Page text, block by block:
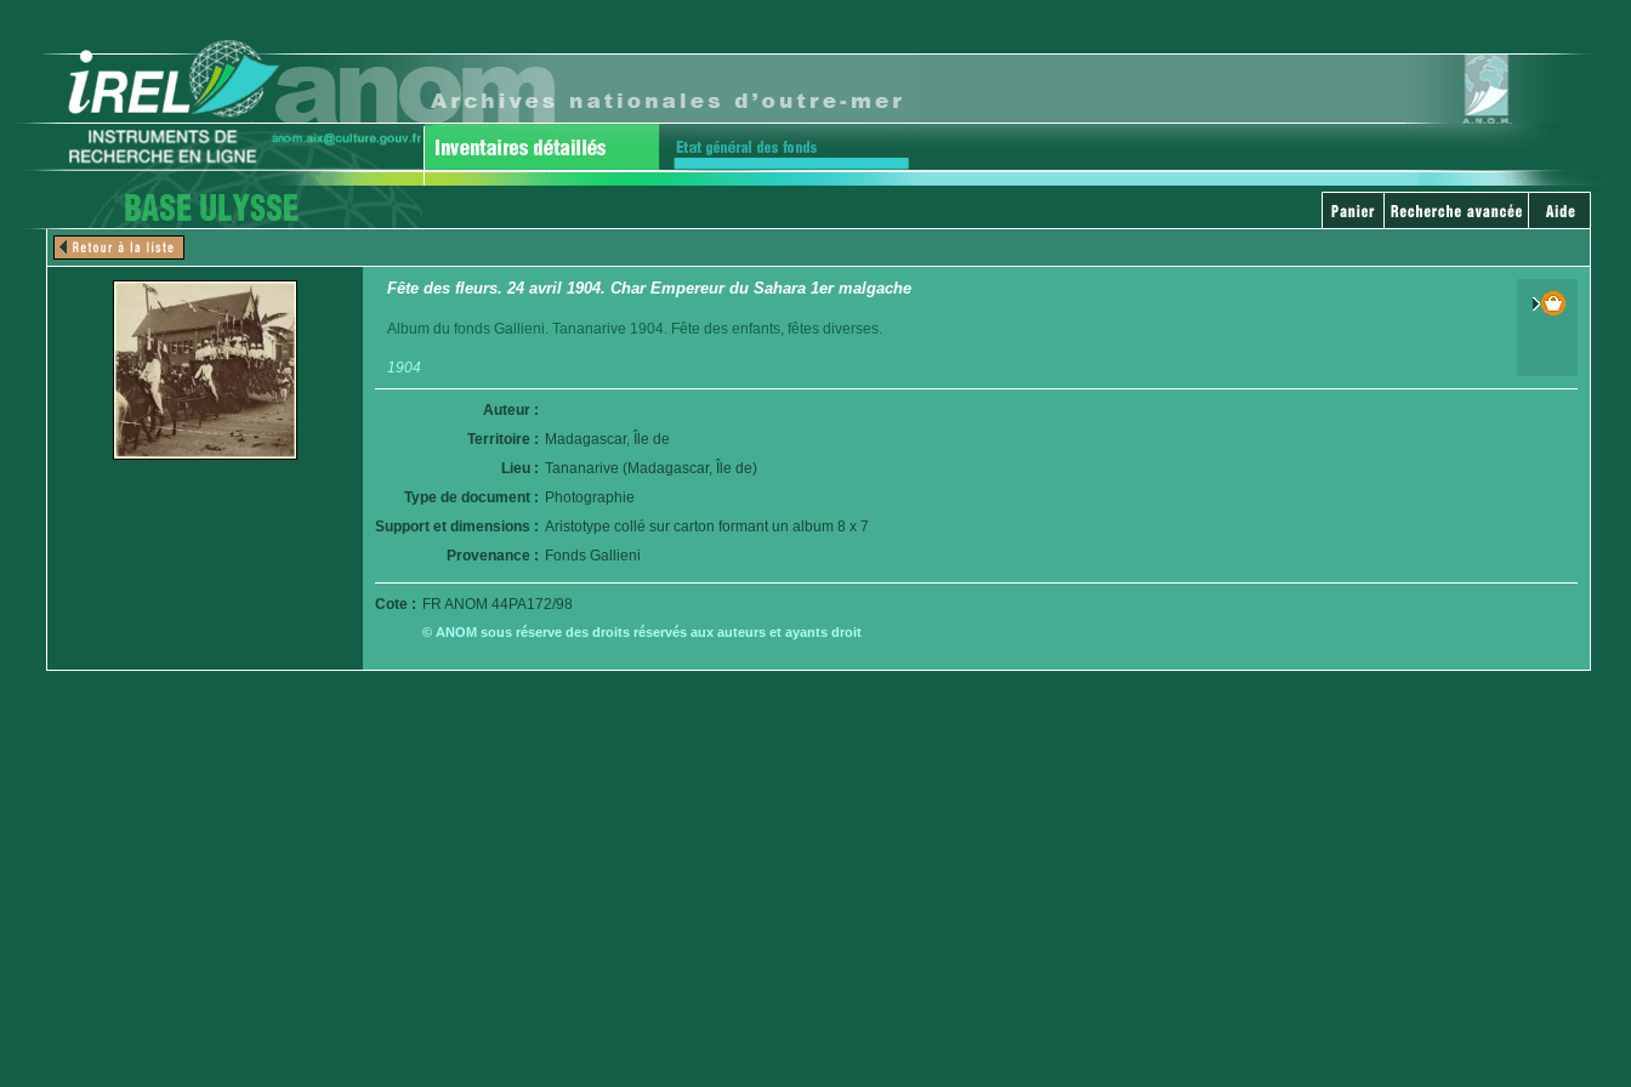
Fête des fleurs. 24 avril 1904. Char Empereur du Sahara 1er malgache
Album du fonds Gallieni. Tananarive 1904. Fête des enfants, fêtes diverses.
1904
Auteur :
Territoire : Madagascar, Île de
Lieu : Tananarive (Madagascar, Île de)
Type de document : Photographie
Support et dimensions : Aristotype collé sur carton formant un album 8 x 7
Provenance : Fonds Gallieni
Cote : FR ANOM 44PA172/98
© ANOM sous réserve des droits réservés aux auteurs et ayants droit